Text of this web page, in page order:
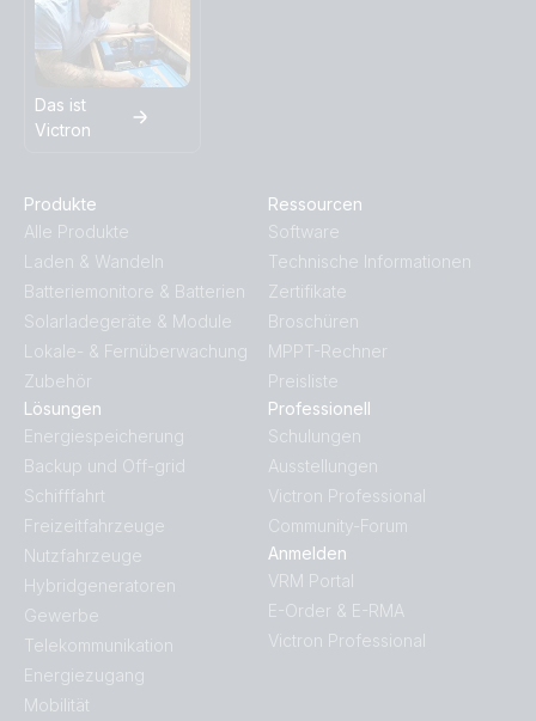
Das ist
Victron
Produkte
Alle Produkte
Laden & Wandeln
Batteriemonitore & Batterien
Solarladegeräte & Module
Lokale- & Fernüberwachung
Zubehör
Lösungen
Energiespeicherung
Backup und Off-grid
Schifffahrt
Freizeitfahrzeuge
Nutzfahrzeuge
Hybridgeneratoren
Gewerbe
Telekommunikation
Energiezugang
Mobilität
Ressourcen
Software
Technische Informationen
Zertifikate
Broschüren
MPPT-Rechner
Preisliste
Professionell
Schulungen
Ausstellungen
Victron Professional
Community-Forum
Anmelden
VRM Portal
E-Order & E-RMA
Victron Professional